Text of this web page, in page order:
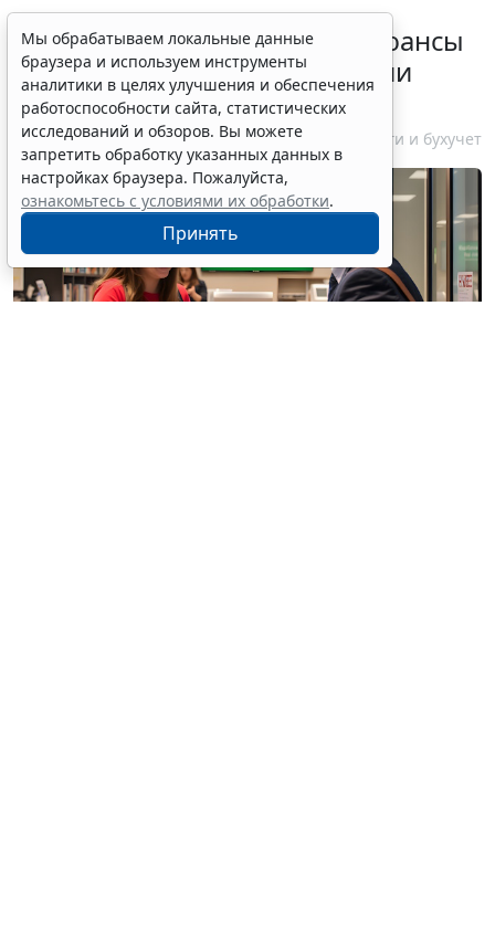
Резидентам РФ указали на нюансы
информирования об открытии
счетов за границей
6 августа 2026 18:27 Налоги и бухучет
Мы обрабатываем локальные данные
браузера и используем инструменты
аналитики в целях улучшения и обеспечения
работоспособности сайта, статистических
исследований и обзоров. Вы можете
запретить обработку указанных данных в
настройках браузера. Пожалуйста,
ознакомьтесь с условиями их обработки.
Принять